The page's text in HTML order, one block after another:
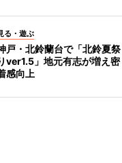
る・遊ぶ
戸・北鈴蘭台で「北鈴夏祭
ver1.5」地元有志が増え密
感向上